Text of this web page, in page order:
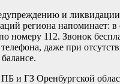
и ликвидации
региона напоминает: в
номеру 112. Звонок
даже при
и ГЗ Оренбургской